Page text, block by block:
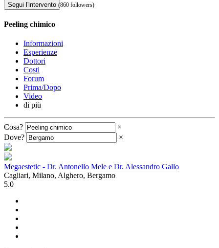
Segui l'intervento (860 followers)
Peeling chimico
Informazioni
Esperienze
Dottori
Costi
Forum
Prima/Dopo
Video
di più
Cosa?
×
Dove?
×
Megaestetic - Dr. Antonello Mele e Dr. Alessandro Gallo
Cagliari, Milano, Alghero, Bergamo
5.0